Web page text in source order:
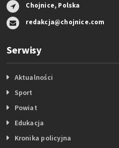
Chojnice, Polska
redakcja@chojnice.com
Serwisy
Aktualności
Sport
Powiat
Edukacja
Kronika policyjna